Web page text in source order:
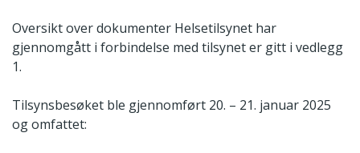
Oversikt over dokumenter Helsetilsynet har
gjennomgått i forbindelse med tilsynet er gitt i vedlegg
1.
Tilsynsbesøket ble gjennomført 20. – 21. januar 2025
og omfattet: